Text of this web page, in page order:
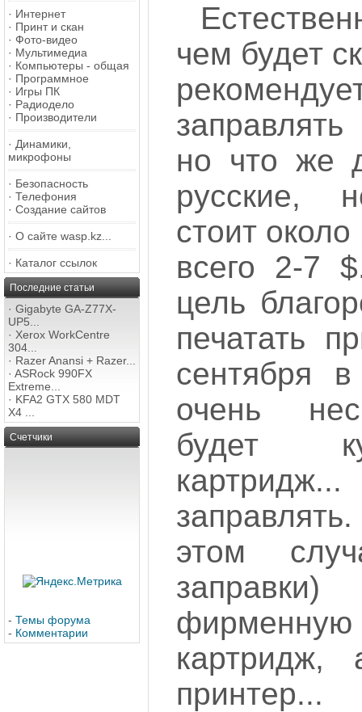
· Интернет
· Принт и скан
· Фото-видео
· Мультимедиа
· Компьютеры - общая
· Программное
· Игры ПК
· Радиодело
· Производители
· Динамики,
микрофоны
· Безопасность
· Телефония
· Создание сайтов
· О сайте wasp.kz...
· Каталог ссылок
Последние статьи
· Gigabyte GA-Z77X-
UP5...
· Xerox WorkCentre
304...
· Razer Anansi + Razer...
· ASRock 990FX
Extreme...
· KFA2 GTX 580 MDT
X4 ...
Счетчики
- Темы форума
- Комментарии
чем будет
но что же
русские,
стоит
всего 2-7
цель
печатать
сентября
очень
будет
этом
принтер...